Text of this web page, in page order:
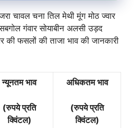
चावल चना तिल मेथी मूंग मोठ ज्वार
गंवार सोयाबीन अलसी उड़द
की फसलों की ताजा भाव की जानकारी
न्यूनतम भाव
(रुपये प्रति
क्विंटल)
अधिकतम भाव
(रुपये प्रति
क्विंटल)